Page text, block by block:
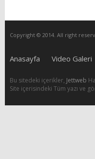
Copyright © 2014. All right
Anasayfa Video Galeri
Bu sitedeki içerikler, Jettweb
Site içerisindeki Tüm yazı ve